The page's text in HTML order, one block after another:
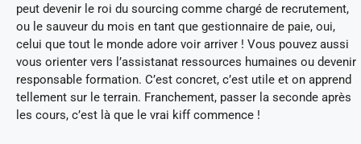
peut devenir le roi du sourcing comme chargé de recrutement,
ou le sauveur du mois en tant que gestionnaire de paie, oui,
celui que tout le monde adore voir arriver ! Vous pouvez aussi
vous orienter vers l’assistanat ressources humaines ou devenir
responsable formation. C’est concret, c’est utile et on apprend
tellement sur le terrain. Franchement, passer la seconde après
les cours, c’est là que le vrai kiff commence !